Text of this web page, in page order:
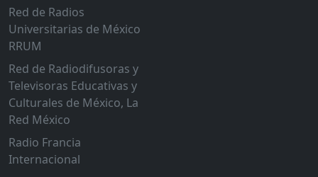
Red de Radios
Universitarias de México
RRUM
Red de Radiodifusoras y
Televisoras Educativas y
Culturales de México, La
Red México
Radio Francia
Internacional